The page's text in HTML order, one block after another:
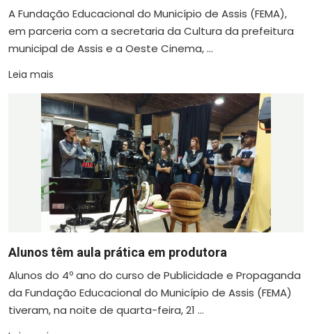
A Fundação Educacional do Município de Assis (FEMA),
em parceria com a secretaria da Cultura da prefeitura
municipal de Assis e a Oeste Cinema, ...
Leia mais
Alunos têm aula prática em produtora
Alunos do 4º ano do curso de Publicidade e Propaganda
da Fundação Educacional do Município de Assis (FEMA)
tiveram, na noite de quarta-feira, 21 ...